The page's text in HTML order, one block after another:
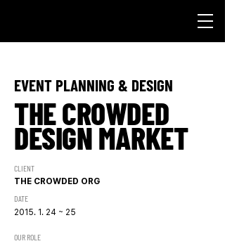
EVENT PLANNING & DESIGN
THE CROWDED
DESIGN MARKET
CLIENT
THE CROWDED ORG
DATE
2015. 1. 24 ~ 25
OUR ROLE